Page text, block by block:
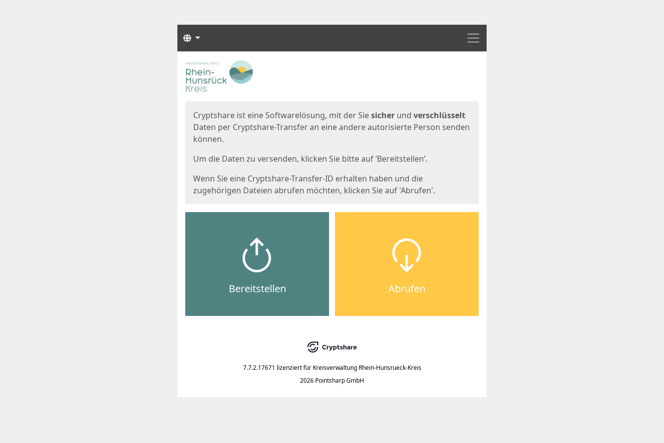
Menü
Sprachen
Start
Cryptshare ist eine Softwarelösung, mit der Siesicher und verschlüsselt
Daten per Cryptshare-Transfer an eine andere autorisierte Person senden
können.
Um die Daten zu versenden, klicken Sie bitte auf ‘Bereitstellen’.
Wenn Sie eine Cryptshare-Transfer-ID erhalten haben und die
zugehörigen Dateien abrufen möchten, klicken Sie auf 'Abrufen'.
Bereitstellen Abrufen
7.7.2.17671 lizenziert für Kreisverwaltung Rhein-Hunsrueck-Kreis
2026 Pointsharp GmbH